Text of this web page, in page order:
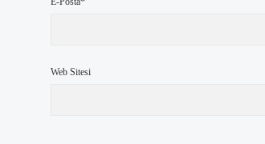
Web Sitesi